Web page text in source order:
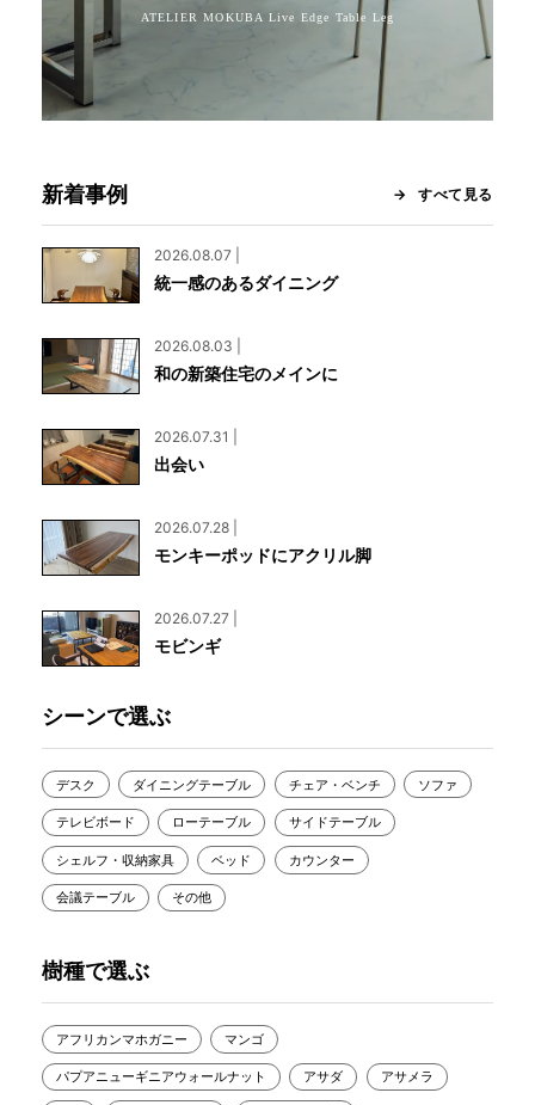
新着事例 すべて見る
2026.08.07 |
統一感のあるダイニング
2026.08.03 |
和の新築住宅のメインに
2026.07.31 |
出会い
2026.07.28 |
モンキーポッドにアクリル脚
2026.07.27 |
モビンギ
シーンで選ぶ
デスク ダイニングテーブル チェア・ベンチ ソファ
テレビボード ローテーブル サイドテーブル
シェルフ・収納家具 ベッド カウンター
会議テーブル その他
樹種で選ぶ
アフリカンマホガニー マンゴ
パプアニューギニアウォールナット アサダ アサメラ